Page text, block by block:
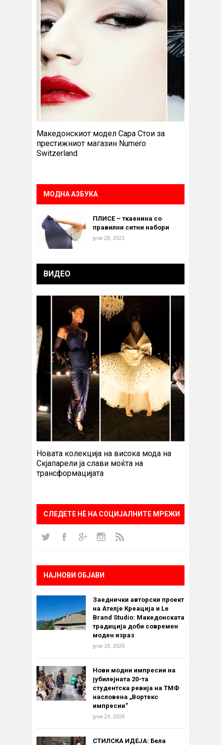
Македонскиот модел Сара Стои за
престижниот магазин Numero
Switzerland
МОДНА АЗБУКА
ПЛИСЕ – ткаенина со
правилни ситни набори
јули 29, 2021
ВИДЕО
Новата колекција на висока мода на
Скјапарели ја слави моќта на
трансформацијата
СЛЕДЕТЕ НÈ НА СОЦИЈАЛНИТЕ МРЕЖИ
НАЈНОВИ ОБЈАВИ
Заеднички авторски проект
на Ателје Креација и Le
Brand Studio: Македонската
традиција доби современ
моден израз
јули 16, 2026
Нови модни импресии на
јубилејната 20-та
студентска ревија на ТМФ
насловена „Вортекс
импресии“
јуни 24, 2026
СТИЛСКА ИДЕЈА: Бела